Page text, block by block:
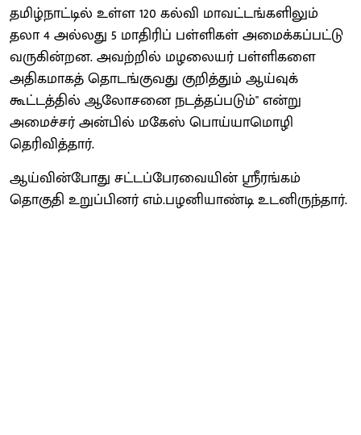
தமிழ்நாட்டில் உள்ள 120 கல்வி மாவட்டங்களிலும்
தலா 4 அல்லது 5 மாதிரிப் பள்ளிகள் அமைக்கப்பட்டு
வருகின்றன. அவற்றில் மழலையர் பள்ளிகளை
அதிகமாகத் தொடங்குவது குறித்தும் ஆய்வுக்
கூட்டத்தில் ஆலோசனை நடத்தப்படும்'' என்று
அமைச்சர் அன்பில் மகேஸ் பொய்யாமொழி
தெரிவித்தார்.
ஆய்வின்போது சட்டப்பேரவையின் ஸ்ரீரங்கம்
தொகுதி உறுப்பினர் எம்.பழனியாண்டி உடனிருந்தார்.